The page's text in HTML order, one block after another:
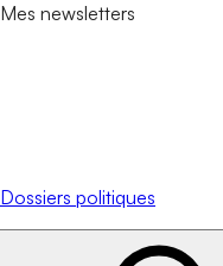
Mes newsletters
Dossiers politiques